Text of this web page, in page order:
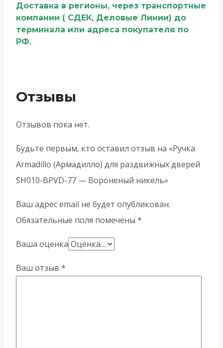
Доставка в регионы, через транспортные
компании ( СДЕК, Деловые Линии) до
терминала или адреса покупателя по
РФ.
Отзывы
Отзывов пока нет.
Будьте первым, кто оставил отзыв на «Ручка
Armadillo (Армадилло) для раздвижных дверей
SH010-BPVD-77 — Вороненый никель»
Ваш адрес email не будет опубликован.
Обязательные поля помечены *
Ваша оценка
Ваш отзыв *